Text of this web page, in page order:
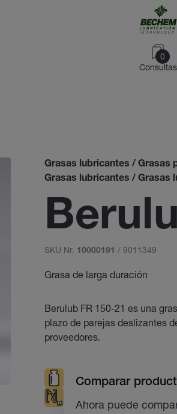
0
Consultas
Grasas lubricantes / Grasas
Grasas lubricantes / Grasas
SKU Nr. 10000191 / 9011349
Grasa de larga duración
Berulub FR 150-21 es una
plazo de parejas deslizantes
proveedores.
Cargas elevadas
Comparar
Ahora puede